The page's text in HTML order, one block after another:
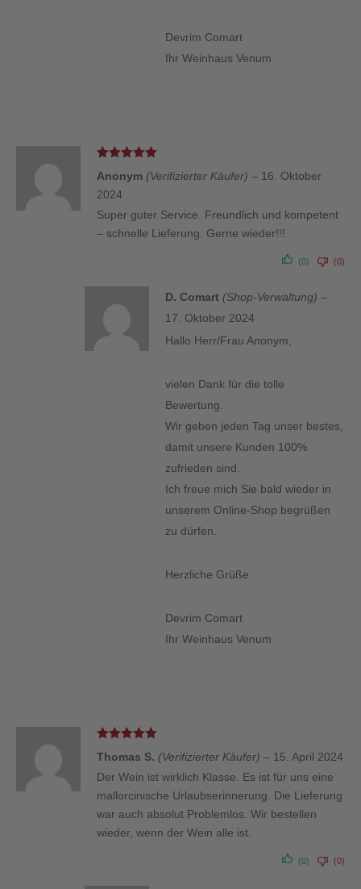
Devrim Comart
Ihr Weinhaus Venum
mit5 von 5
Anonym (Verifizierter Käufer) – 16. Oktober
2024
Super guter Service. Freundlich und kompetent
– schnelle Lieferung. Gerne wieder!!!
(0) (0)
D. Comart (Shop-Verwaltung) –
17. Oktober 2024
Hallo Herr/Frau Anonym,
vielen Dank für die tolle
Bewertung.
Wir geben jeden Tag unser bestes,
damit unsere Kunden 100%
zufrieden sind.
Ich freue mich Sie bald wieder in
unserem Online-Shop begrüßen
zu dürfen.
Herzliche Grüße
Devrim Comart
Ihr Weinhaus Venum
mit5von 5
Thomas S. (Verifizierter Käufer) – 15. April 2024
Der Wein ist wirklich Klasse. Es ist für uns eine
mallorcinische Urlaubserinnerung. Die Lieferung
war auch absolut Problemlos. Wir bestellen
wieder, wenn der Wein alle ist.
(0) (0)